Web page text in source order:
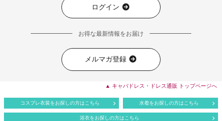
ログイン
お得な最新情報をお届け
メルマガ登録
▲ キャバドレス・ドレス通販 トップページへ
コスプレ衣装をお探しの方はこちら 水着をお探しの方はこちら
浴衣をお探しの方はこちら